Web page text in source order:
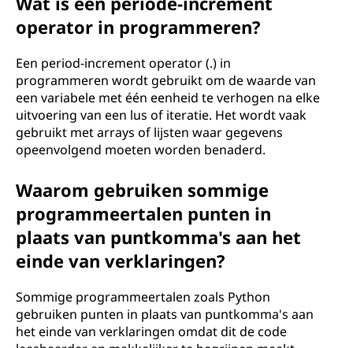
operator in programmeren?
Een period-increment operator (.) in
programmeren wordt gebruikt om de waarde van
een variabele met één eenheid te verhogen na elke
uitvoering van een lus of iteratie. Het wordt vaak
gebruikt met arrays of lijsten waar gegevens
opeenvolgend moeten worden benaderd.
Waarom gebruiken sommige
programmeertalen punten in
plaats van puntkomma's aan het
einde van verklaringen?
Sommige programmeertalen zoals Python
gebruiken punten in plaats van puntkomma's aan
het einde van verklaringen omdat dit de code